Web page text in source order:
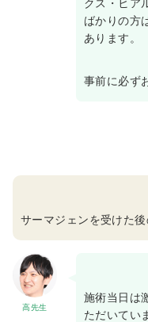
クス・ヒア
ばかりの方
あります。
事前に必ず
サーマジェンを受けた
高先生
施術当日は
ただいてい